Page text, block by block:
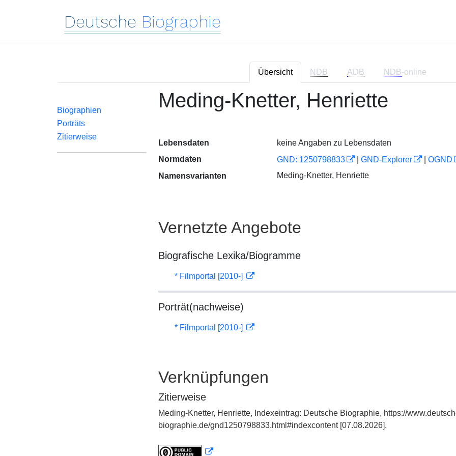
Deutsche Biographie
Übersicht NDB ADB NDB-online
Biographien
Porträts
Zitierweise
Meding-Knetter, Henriette
Lebensdaten
keine Angaben zu Lebensdaten
Normdaten
GND: 1250798833 GND-Explorer
OGND
Namensvarianten
Meding-Knetter, Henriette
Vernetzte Angebote
Biografische Lexika/Biogramme
* Filmportal [2010-]
Porträt(nachweise)
* Filmportal [2010-]
Verknüpfungen
Zitierweise
Meding-Knetter, Henriette, Indexeintrag: Deutsche Biographie, https://
biographie.de/gnd1250798833.html#indexcontent [07.08.2026].